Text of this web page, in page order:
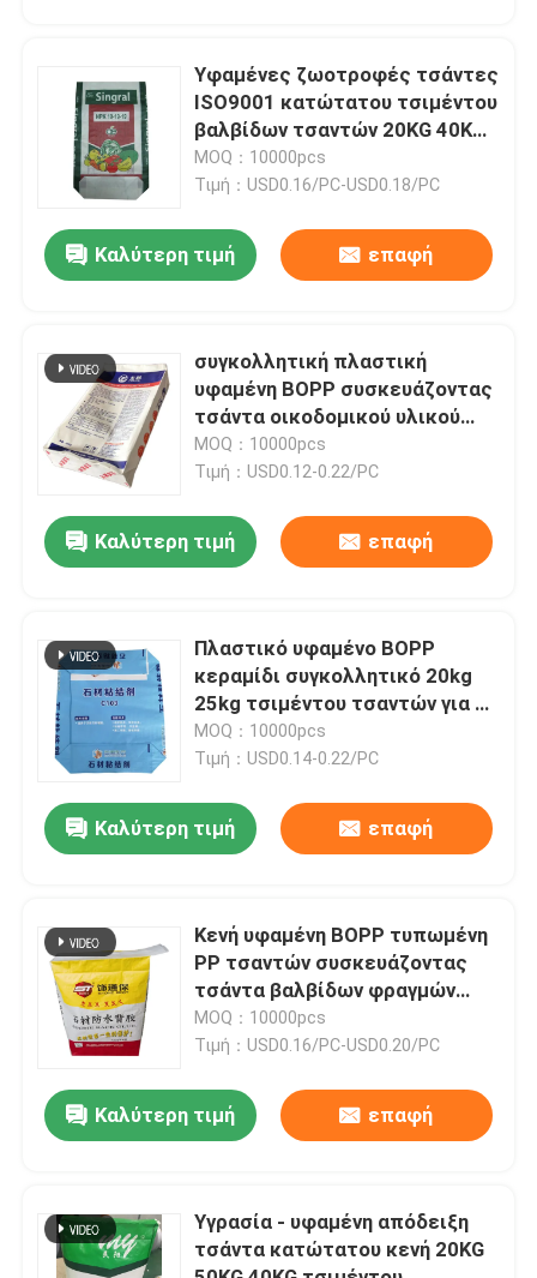
Προϊόντα
Περίπου εμείς
Γύρος εργοστασίων
Μας ελάτε σε επαφή με
Ειδήσεις
Ζητήστε ένα απόσπασμα
Τσάντες τσιμέντου PP
Υφαμένες ζωοτροφές τσάντες
ISO9001 κατώτατου τσιμέντου
βαλβίδων τσαντών 20KG 40KG
50KG PP κενές
MOQ：10000pcs
Τιμή：USD0.16/PC-USD0.18/PC
Καλύτερη τιμή επαφή
συγκολλητική πλαστική
υφαμένη BOPP συσκευάζοντας
τσάντα οικοδομικού υλικού
τσαντών κεραμιδιών 20kg
25kg
MOQ：10000pcs
Τιμή：USD0.12-0.22/PC
Καλύτερη τιμή επαφή
Πλαστικό υφαμένο BOPP
κεραμίδι συγκολλητικό 20kg
25kg τσιμέντου τσαντών για το
οικοδομικό υλικό
MOQ：10000pcs
Τιμή：USD0.14-0.22/PC
Καλύτερη τιμή επαφή
Κενή υφαμένη BOPP τυπωμένη
PP τσαντών συσκευάζοντας
τσάντα βαλβίδων φραγμών
κατώτατο σημείο
MOQ：10000pcs
Τιμή：USD0.16/PC-USD0.20/PC
Καλύτερη τιμή επαφή
Υγρασία - υφαμένη απόδειξη
τσάντα κατώτατου κενή 20KG